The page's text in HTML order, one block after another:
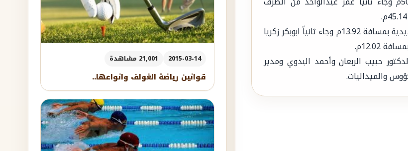
2015-03-14 21,001 مشاهدة
قوانين رياضة الغولف وانواعها..
فيما فاز الرامي فهد الإبراهيم من الطرف بذهبية الكرة الحديدية بمسافة 13.92م وجاء ثانياً ابوبكر زكريا
حبيب الربعان وأحمد البدوي ومدير
والميداليات.